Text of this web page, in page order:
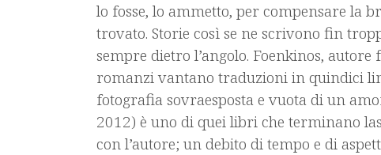
lo fosse, lo ammetto, per compensare la
trovato. Storie così se ne scrivono fin
sempre dietro l’angolo. Foenkinos,
romanzi vantano traduzioni in quindici
fotografia sovraesposta e vuota di un
2012) è uno di quei libri che terminano
con l’autore; un debito di tempo e di